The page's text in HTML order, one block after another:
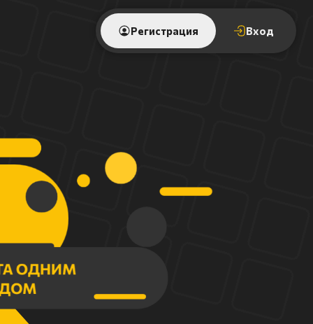
Регистрация Вход